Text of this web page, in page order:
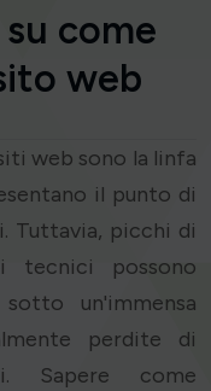
come
web
web sono la linfa
il punto di
Tuttavia, picchi di
possono
un'immensa
perdite di
Sapere come